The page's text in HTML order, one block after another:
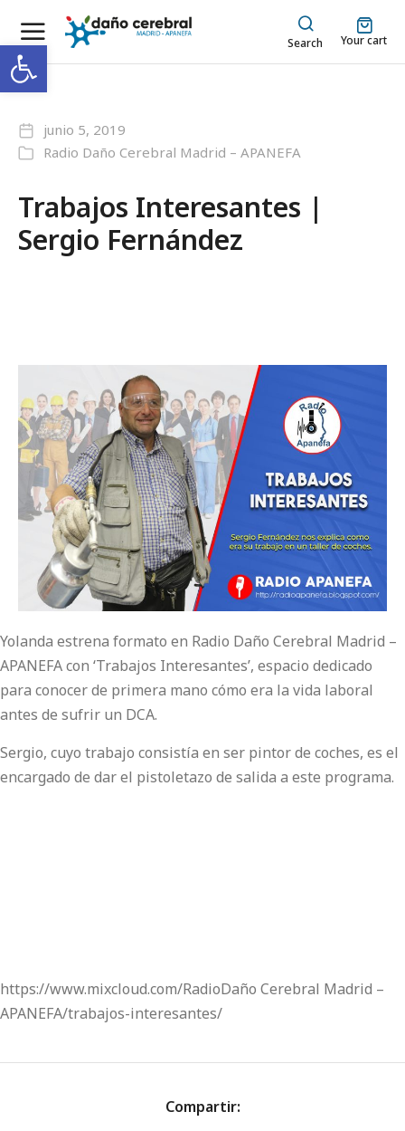
Abrir barra de herramientas Search Your cart
junio 5, 2019
Radio Daño Cerebral Madrid – APANEFA
Trabajos Interesantes |
Sergio Fernández
Yolanda estrena formato en Radio Daño Cerebral Madrid –
APANEFA con ‘Trabajos Interesantes’, espacio dedicado
para conocer de primera mano cómo era la vida laboral
antes de sufrir un DCA.
Sergio, cuyo trabajo consistía en ser pintor de coches, es el
encargado de dar el pistoletazo de salida a este programa.
https://www.mixcloud.com/RadioDaño Cerebral Madrid –
APANEFA/trabajos-interesantes/
Compartir: